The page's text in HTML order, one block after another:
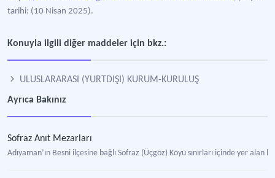
tarihi: (10 Nisan 2025).
Konuyla ilgili diğer maddeler için bkz.:
ULUSLARARASI (YURTDIŞI) KURUM-KURULUŞ
Ayrıca Bakınız
Sofraz Anıt Mezarları
Adıyaman’ın Besni ilçesine bağlı Sofraz (Üçgöz) Köyü sınırları içinde yer alan